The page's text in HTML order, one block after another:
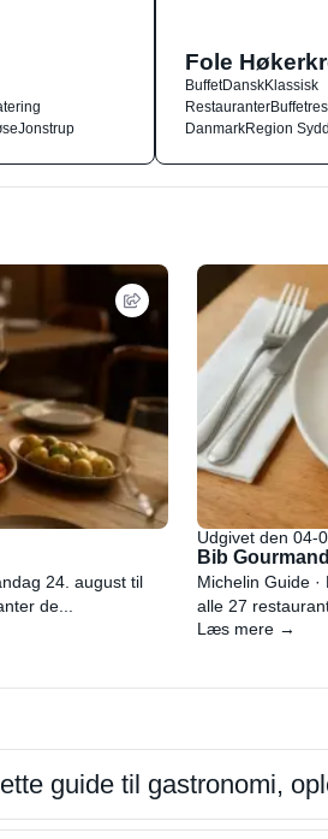
Jonstrup
Fole
BuffetDanskKlassisk
Restauranter
DanmarkRegion
24. august til
de...
Udgivet den 04-
Bib
Michelin Guide
alle 27
Læs mere →
guide til gastronomi,